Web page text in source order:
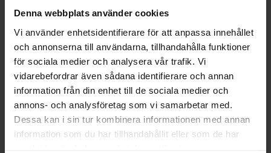
Denna webbplats använder cookies
Vi använder enhetsidentifierare för att anpassa innehållet
och annonserna till användarna, tillhandahålla funktioner
för sociala medier och analysera vår trafik. Vi
vidarebefordrar även sådana identifierare och annan
information från din enhet till de sociala medier och
annons- och analysföretag som vi samarbetar med.
Dessa kan i sin tur kombinera informationen med annan
information som du har tillhandahållit eller som de har
hos Victrix inredarna.
Ranhammarsvägen 20E
168 67 Bromma
Kundservice
Kontakta oss
Beställning och offert
Leverans
Reklamation
Monteringsanvisningar